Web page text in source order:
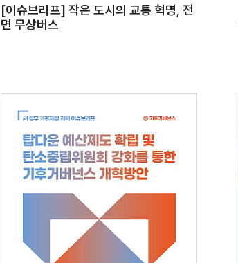
[이슈브리프] 작은 도시의 교통 혁명, 전
면 무상버스